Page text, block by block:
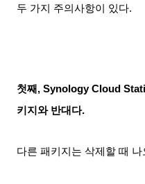
두 가지 주의사항이 있다.
첫째, Synology Cloud
키지와 반대다.
다른 패키지는 삭제할 때